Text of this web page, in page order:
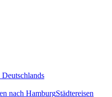
Deutschlands
nach HamburgStädtereisen